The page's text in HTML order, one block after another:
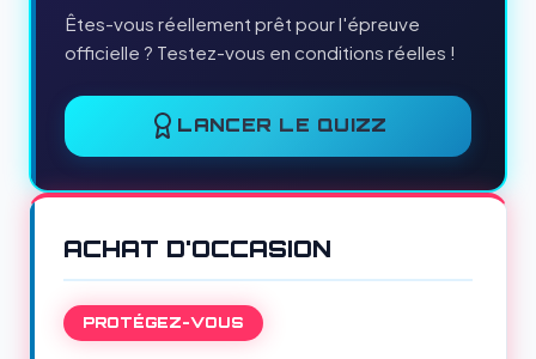
Êtes-vous réellement prêt pour l'épreuve
officielle ? Testez-vous en conditions réelles !
LANCER LE QUIZZ
ACHAT D'OCCASION
PROTÉGEZ-VOUS